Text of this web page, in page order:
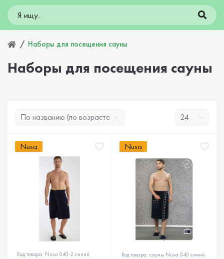
Наборы для посещения сауны
Наборы для посещения сауны
Nusa
Код товара: Nusa 040-2 синий
Nusa
Код товара: сауны Nusa 040 синий